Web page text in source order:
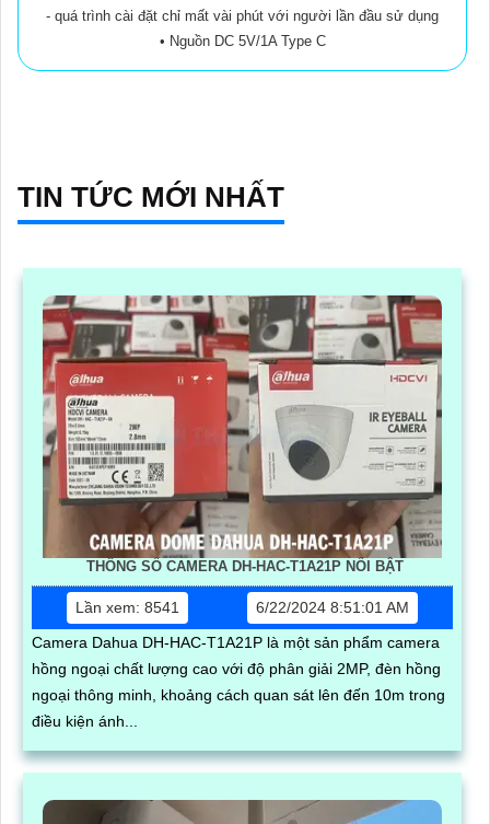
- quá trình cài đặt chỉ mất vài phút với người lần đầu sử dụng
• Nguồn DC 5V/1A Type C
TIN TỨC MỚI NHẤT
THÔNG SỐ CAMERA DH-HAC-T1A21P NỔI BẬT
Lần xem: 8541
6/22/2024 8:51:01 AM
Camera Dahua DH-HAC-T1A21P là một sản phẩm camera
hồng ngoại chất lượng cao với độ phân giải 2MP, đèn hồng
ngoại thông minh, khoảng cách quan sát lên đến 10m trong
điều kiện ánh...